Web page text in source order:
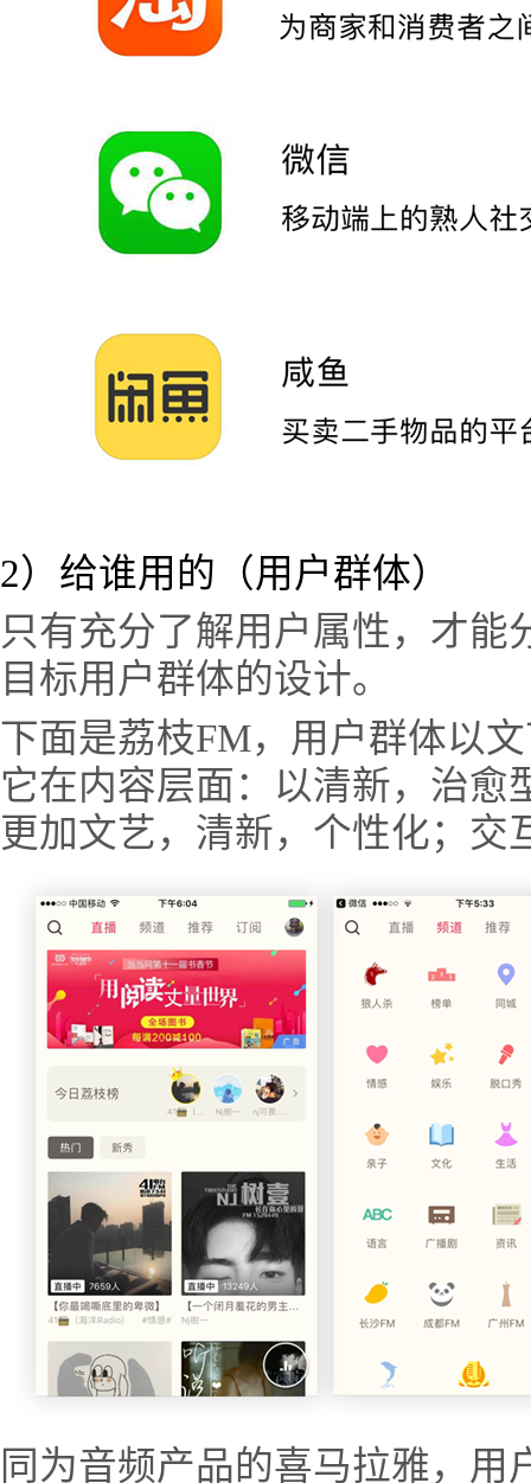
2）给谁用的（用户群体）
只有充分了解用户属性，才
目标用户群体的设计。
下面是荔枝FM，用户群体以
它在内容层面：以清新，治愈
更加文艺，清新，个性化；交
同为音频产品的喜马拉雅，